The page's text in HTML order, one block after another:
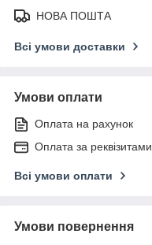
НОВА ПОШТА
Всі умови доставки
Умови оплати
Оплата на рахунок
Оплата за реквізитами
Всі умови оплати
Умови повернення